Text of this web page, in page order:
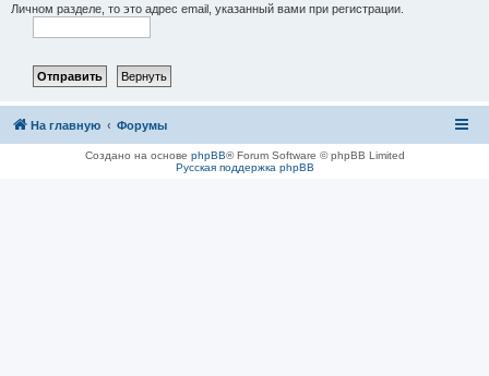
Личном разделе, то это адрес email, указанный вами при регистрации.
На главную Форумы
Создано на основе phpBB® Forum Software © phpBB Limited
Русская поддержка phpBB